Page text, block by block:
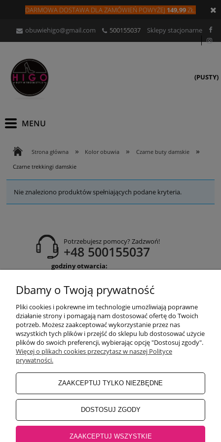
DARMOWA DOSTAWA DLAZAMÓWIEŃ POWYŻEJ 149,99ZŁ.
obuwiehigo@gmail.com 500155037 Sklepy stacjonarne
(PUSTY)
Strona główna » Kolor obuwia » Czarne buty damskie »
Czarne trekkingi damskie
Nie znaleziono produktów spełniających podane kryteria.
Potrzebujesz pomocy? Zadzwoń!
+48 500155037
godziny otwarcia:
obuwiehigo@gmail.com
WARUNKI ZAKUPÓW
MOJE KONTO
INFORMACJE O SKLEPIE
BEZPIECZNE PŁATNOŚCI
32-500 Chrzanów, Rynek 18 |Salon Jaworzno
Dbamy o Twoją prywatność
Pliki cookies i pokrewne im technologie umożliwiają poprawne
działanie strony i pomagają nam dostosować ofertę do Twoich
potrzeb. Możesz zaakceptować wykorzystanie przez nas
wszystkich tych plików i przejść do sklepu lub dostosować użycie
plików do swoich preferencji, wybierając opcję "Dostosuj zgody".
Więcej o plikach cookies przeczytasz w naszej Polityce
prywatności.
ZAAKCEPTUJ TYLKO NIEZBĘDNE
DOSTOSUJ ZGODY
ZAAKCEPTUJ WSZYSTKIE